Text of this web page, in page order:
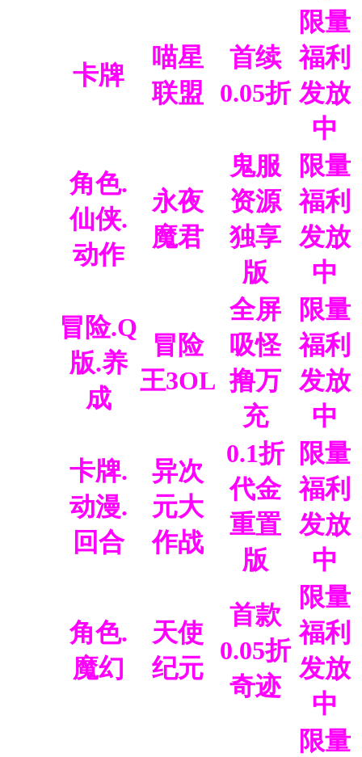
卡牌
喵星
联盟
首续
0.05折
限量
福利
发放
中
角色.
仙侠.
动作
永夜
魔君
鬼服
资源
独享
版
限量
福利
发放
中
冒险.Q
版.养
成
冒险
王3OL
全屏
吸怪
撸万
充
限量
福利
发放
中
卡牌.
动漫.
回合
异次
元大
作战
0.1折
代金
重置
版
限量
福利
发放
中
角色.
魔幻
天使
纪元
首款
0.05折
奇迹
限量
福利
发放
中
限量